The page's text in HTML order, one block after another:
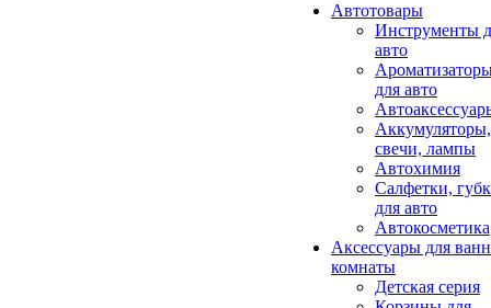
Автотовары
Инструменты
авто
для авто
Аккумуляторы,
свечи, лампы
Автохимия
Салфетки,
для авто
Автокосметика
Аксессуары для
комнаты
Детская серия